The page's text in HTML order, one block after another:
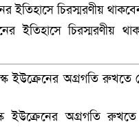
কারাগারে
ইতিহাসে চিরস্মরণীয়
ইউক্রেনের অগ্রগতি